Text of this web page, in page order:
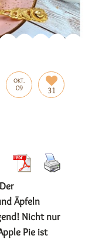
OKT.
09 31
Der
Äpfeln
Nicht nur
Pie ist